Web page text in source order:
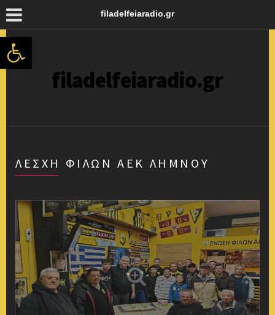
Ανοίξτε τη γραμμή εργαλείων
filadelfeiaradio.gr
filadelfeiaradio.gr
ΛΈΣΧΗ ΦΊΛΩΝ ΑΕΚ ΛΉΜΝΟΥ